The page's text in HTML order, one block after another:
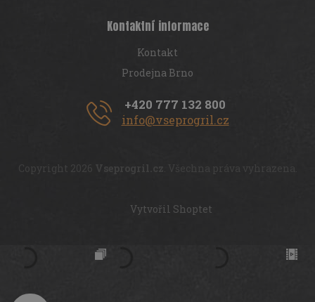
Kontaktní informace
Kontakt
Prodejna Brno
+420 777 132 800
info@vseprogril.cz
Vytvořil Shoptet
Copyright 2026 Vseprogril.cz . Všechna práva vyhrazena.